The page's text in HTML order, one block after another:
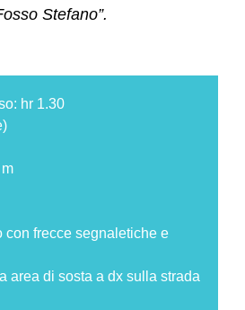
Stefano”.
hr 1.30
con frecce segnaletiche e
area di sosta a dx sulla strada